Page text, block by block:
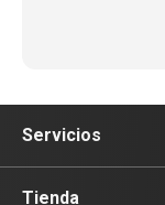
Servicios
Servicios Móviles
Tienda